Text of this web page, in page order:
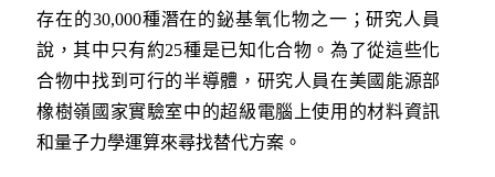
存在的30,000種潛在的鉍基氧化物之一；研究人員
說，其中只有約25種是已知化合物。為了從這些化
合物中找到可行的半導體，研究人員在美國能源部
橡樹嶺國家實驗室中的超級電腦上使用的材料資訊
和量子力學運算來尋找替代方案。